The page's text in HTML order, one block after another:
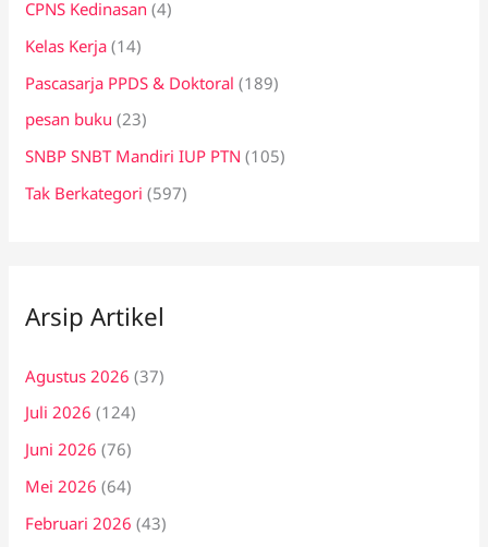
CPNS Kedinasan (4)
Kelas Kerja (14)
Pascasarja PPDS & Doktoral (189)
pesan buku (23)
SNBP SNBT Mandiri IUP PTN (105)
Tak Berkategori (597)
Arsip Artikel
Agustus 2026 (37)
Juli 2026 (124)
Juni 2026 (76)
Mei 2026 (64)
Februari 2026 (43)